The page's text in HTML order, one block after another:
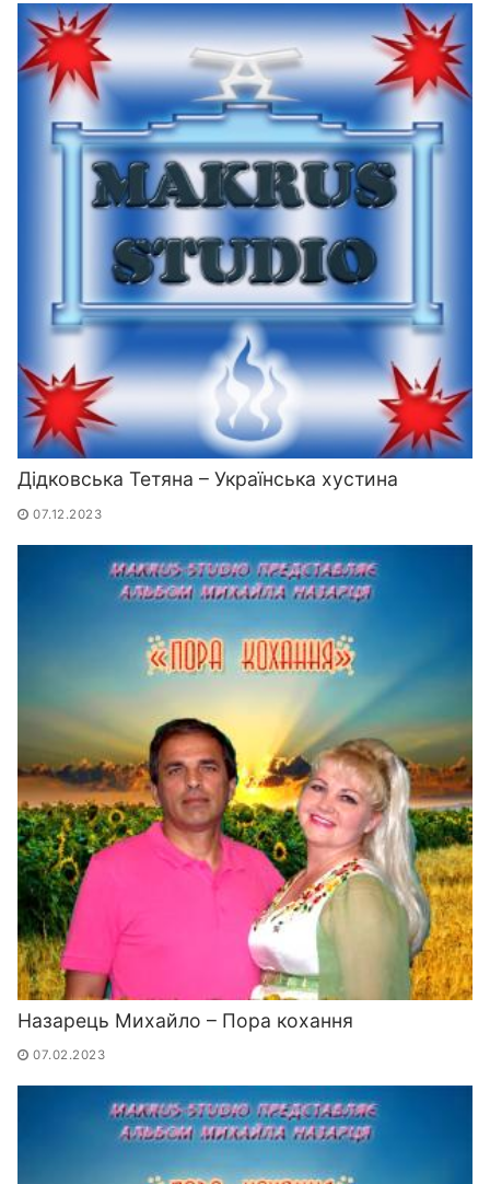
Дідковська Тетяна – Українська хустина
07.12.2023
Назарець Михайло – Пора кохання
07.02.2023